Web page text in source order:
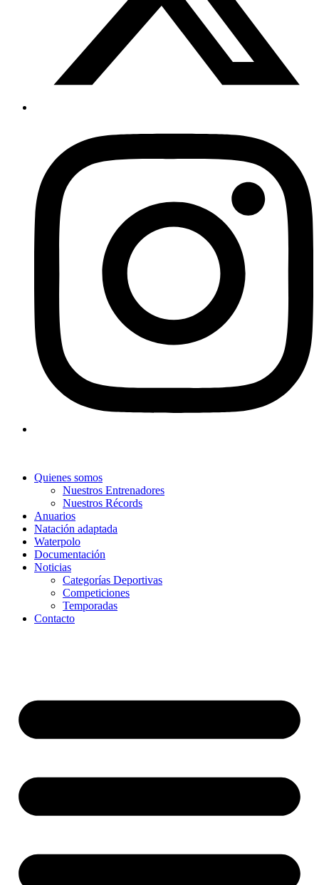
Quienes somos
Nuestros Entrenadores
Nuestros Récords
Anuarios
Natación adaptada
Waterpolo
Documentación
Noticias
Categorías Deportivas
Competiciones
Temporadas
Contacto